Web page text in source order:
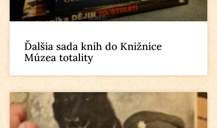
Ďalšia sada kníh do Knižnice
Múzea totality